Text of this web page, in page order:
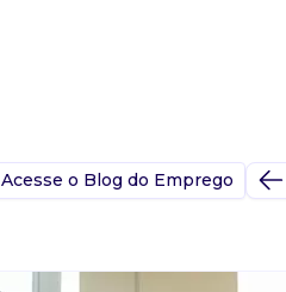
Acesse o Blog do Emprego